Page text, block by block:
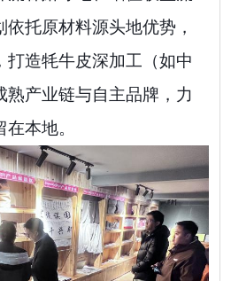
依托原材料源头地优势，
打造牦牛皮深加工（如中
熟产业链与自主品牌，力
本地。